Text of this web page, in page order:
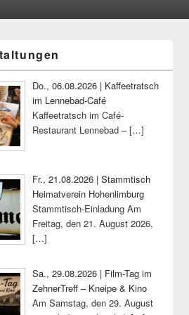
Do., 06.08.2026 | Kaffeetratsch
im Lennebad-Café
Kaffeetratsch im Café-
Restaurant Lennebad –[…]
Fr., 21.08.2026 | Stammtisch
Heimatverein Hohenlimburg
Stammtisch-Einladung Am
Freitag, den 21. August 2026,
[…]
Sa., 29.08.2026 | Film-Tag im
ZehnerTreff – Kneipe & Kino
Am Samstag, den 29. August